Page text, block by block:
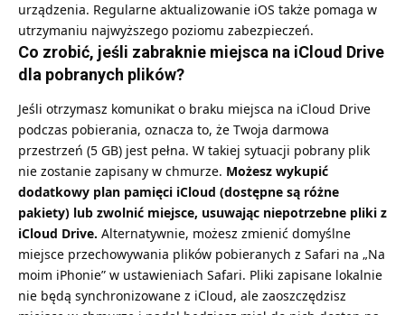
urządzenia. Regularne aktualizowanie iOS także pomaga w
utrzymaniu najwyższego poziomu zabezpieczeń.
Co zrobić, jeśli zabraknie miejsca na iCloud Drive
dla pobranych plików?
Jeśli otrzymasz komunikat o braku miejsca na iCloud Drive
podczas pobierania, oznacza to, że Twoja darmowa
przestrzeń (5 GB) jest pełna. W takiej sytuacji pobrany plik
nie zostanie zapisany w chmurze. Możesz wykupić
dodatkowy plan pamięci iCloud (dostępne są różne
pakiety) lub zwolnić miejsce, usuwając niepotrzebne pliki z
iCloud Drive. Alternatywnie, możesz zmienić domyślne
miejsce przechowywania plików pobieranych z Safari na „Na
moim iPhonie” w ustawieniach Safari. Pliki zapisane lokalnie
nie będą synchronizowane z iCloud, ale zaoszczędzisz